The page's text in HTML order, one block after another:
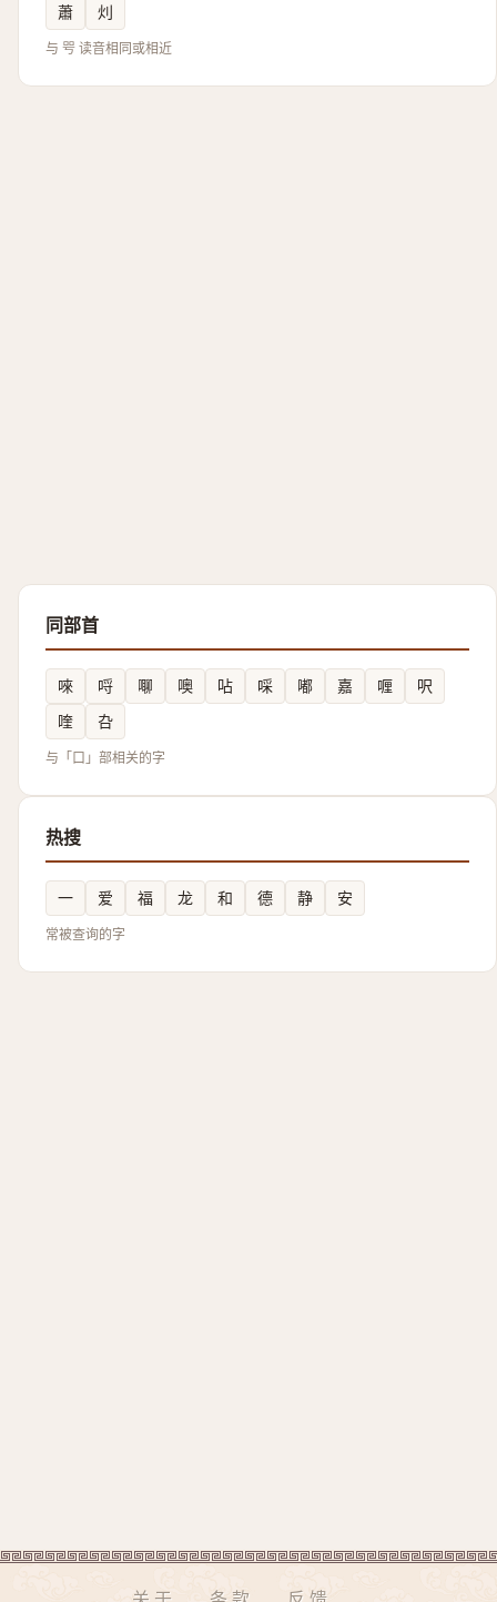
蕭
灲
与 㕺 读音相同或相近
同部首
唻 哷 㗦 噢 呫 啋 嘟 嘉 喱
呎
喹
叴
与「口」部相关的字
热搜
一 爱 福 龙 和 德 静 安
常被查询的字